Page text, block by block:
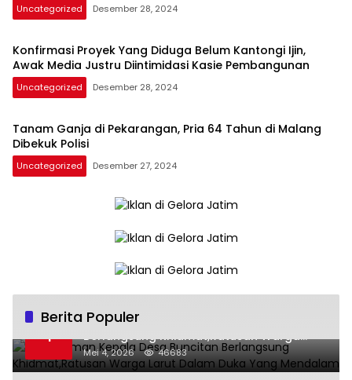
Uncategorized Desember 28, 2024
Konfirmasi Proyek Yang Diduga Belum Kantongi Ijin,
Awak Media Justru Diintimidasi Kasie Pembangunan
Uncategorized Desember 28, 2024
Tanam Ganja di Pekarangan, Pria 64 Tahun di Malang
Dibekuk Polisi
Uncategorized Desember 27, 2024
Berita Populer
1
Pemakaman Kepala Desa Buncitan
Berlangsung Khidmat,Ratusan Warga
Larut Dalam Duka Yang Mendalam
Mei 4, 2026 46683